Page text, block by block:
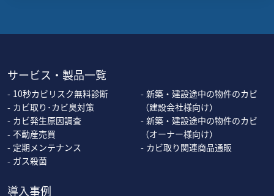
サービス・製品一覧
10秒カビリスク無料診断
カビ取り･カビ臭対策
カビ発生原因調査
不動産売買
定期メンテナンス
ガス殺菌
新築・建設途中の物件のカビ
（建設会社様向け）
新築・建設途中の物件のカビ
（オーナー様向け）
カビ取り関連商品通販
導入事例